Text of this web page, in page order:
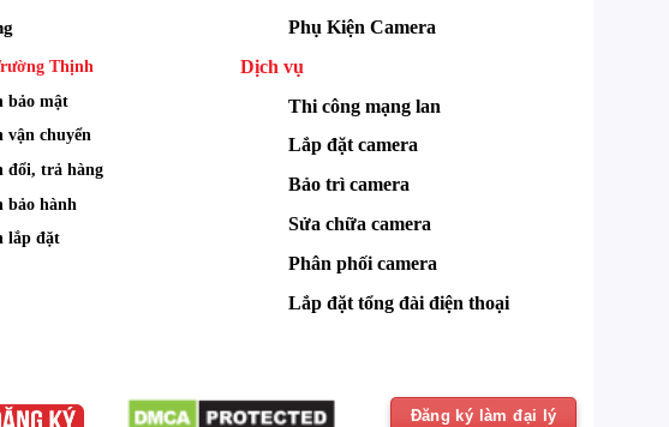
Thịnh
bảo mật
vận chuyển
đổi, trả hàng
bảo hành
lắp đặt
Phụ Kiện Camera
Dịch vụ
Thi công mạng lan
Lắp đặt camera
Bảo trì camera
Sửa chữa camera
Phân phối camera
Lắp đặt tổng đài điện thoại
Đăng ký làm đại lý